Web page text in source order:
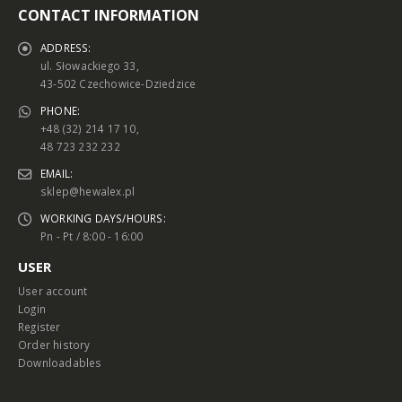
CONTACT INFORMATION
ADDRESS:
ul. Słowackiego 33,
43-502 Czechowice-Dziedzice
PHONE:
+48 (32) 214 17 10,
48 723 232 232
EMAIL:
sklep@hewalex.pl
WORKING DAYS/HOURS:
Pn - Pt / 8:00 - 16:00
USER
User account
Login
Register
Order history
Downloadables